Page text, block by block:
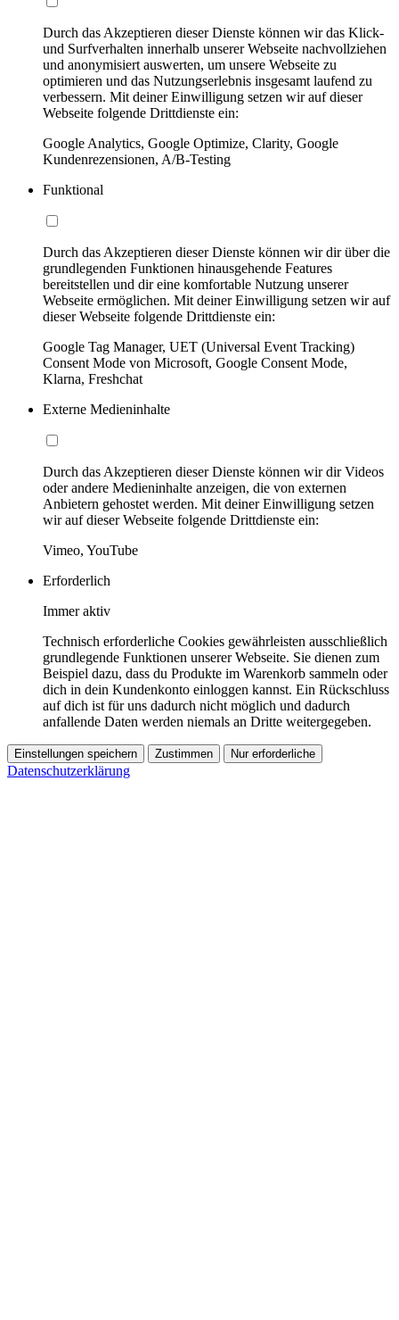
Durch das Akzeptieren dieser Dienste können wir das Klick-
und Surfverhalten innerhalb unserer Webseite nachvollziehen
und anonymisiert auswerten, um unsere Webseite zu
optimieren und das Nutzungserlebnis insgesamt laufend zu
verbessern. Mit deiner Einwilligung setzen wir auf dieser
Webseite folgende Drittdienste ein:
Google Analytics, Google Optimize, Clarity, Google
Kundenrezensionen, A/B-Testing
Funktional
Durch das Akzeptieren dieser Dienste können wir dir über die
grundlegenden Funktionen hinausgehende Features
bereitstellen und dir eine komfortable Nutzung unserer
Webseite ermöglichen. Mit deiner Einwilligung setzen wir auf
dieser Webseite folgende Drittdienste ein:
Google Tag Manager, UET (Universal Event Tracking)
Consent Mode von Microsoft, Google Consent Mode,
Klarna, Freshchat
Externe Medieninhalte
Durch das Akzeptieren dieser Dienste können wir dir Videos
oder andere Medieninhalte anzeigen, die von externen
Anbietern gehostet werden. Mit deiner Einwilligung setzen
wir auf dieser Webseite folgende Drittdienste ein:
Vimeo, YouTube
Erforderlich
Immer aktiv
Technisch erforderliche Cookies gewährleisten ausschließlich
grundlegende Funktionen unserer Webseite. Sie dienen zum
Beispiel dazu, dass du Produkte im Warenkorb sammeln oder
dich in dein Kundenkonto einloggen kannst. Ein Rückschluss
auf dich ist für uns dadurch nicht möglich und dadurch
anfallende Daten werden niemals an Dritte weitergegeben.
Einstellungen speichern Zustimmen Nur erforderliche
Datenschutzerklärung